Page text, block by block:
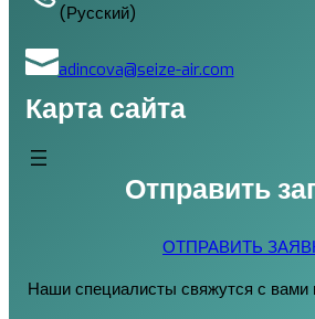
(Русский)
adincova@seize-air.com
Карта сайта
Отправить
ОТПРАВИТЬ
Наши специалисты свяжутся с